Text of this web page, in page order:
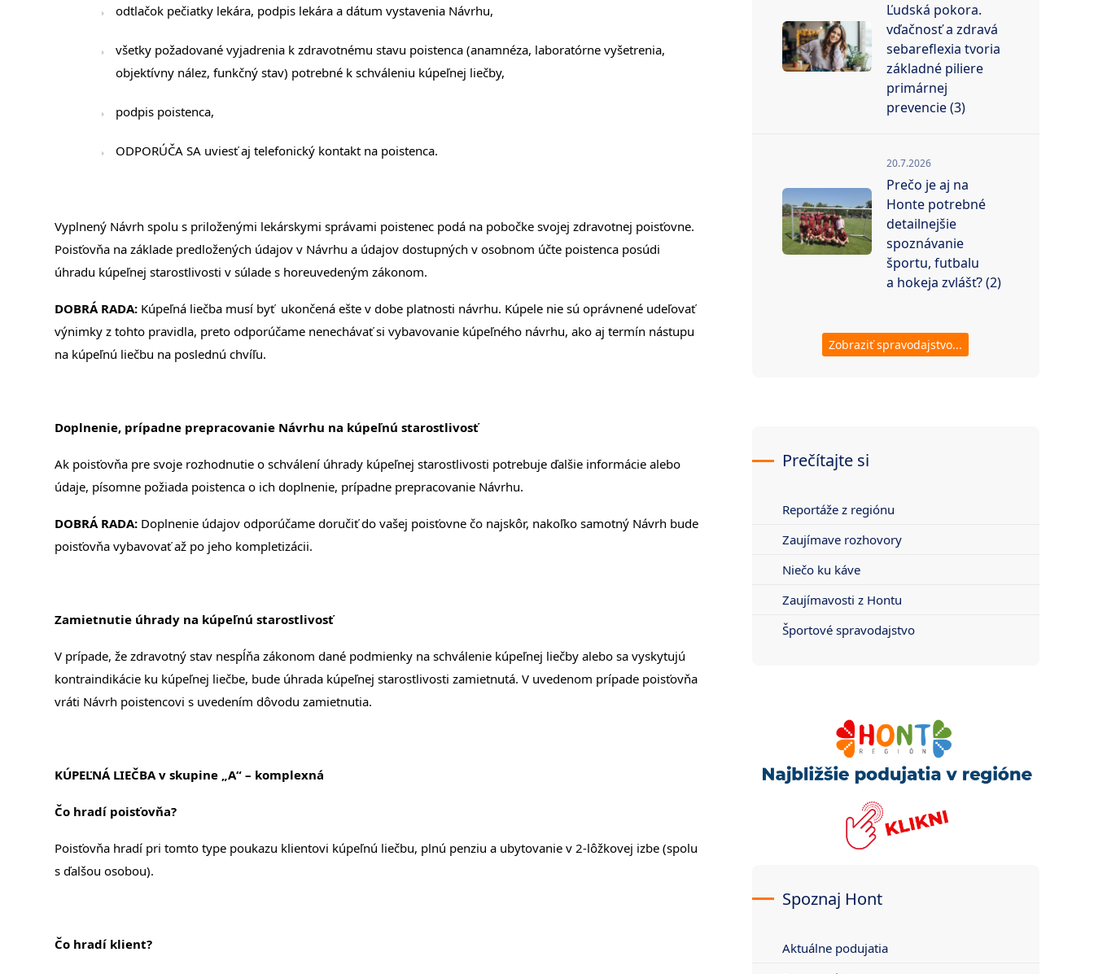
odtlačok pečiatky lekára, podpis lekára a dátum vystavenia Návrhu,
všetky požadované vyjadrenia k zdravotnému stavu poistenca (anamnéza, laboratórne vyšetrenia,
objektívny nález, funkčný stav) potrebné k schváleniu kúpeľnej liečby,
podpis poistenca,
ODPORÚČA SA uviesť aj telefonický kontakt na poistenca.
Vyplnený Návrh spolu s priloženými lekárskymi správami poistenec podá na pobočke svojej zdravotnej poisťovne.
Poisťovňa na základe predložených údajov v Návrhu a údajov dostupných v osobnom účte poistenca posúdi
úhradu kúpeľnej starostlivosti v súlade s horeuvedeným zákonom.
DOBRÁ RADA: Kúpeľná liečba musí byť ukončená ešte v dobe platnosti návrhu. Kúpele nie sú oprávnené udeľovať
výnimky z tohto pravidla, preto odporúčame nenechávať si vybavovanie kúpeľného návrhu, ako aj termín nástupu
na kúpeľnú liečbu na poslednú chvíľu.
Doplnenie, prípadne prepracovanie Návrhu na kúpeľnú starostlivosť
Ak poisťovňa pre svoje rozhodnutie o schválení úhrady kúpeľnej starostlivosti potrebuje ďalšie informácie alebo
údaje, písomne požiada poistenca o ich doplnenie, prípadne prepracovanie Návrhu.
DOBRÁ RADA: Doplnenie údajov odporúčame doručiť do vašej poisťovne čo najskôr, nakoľko samotný Návrh bude
poisťovňa vybavovať až po jeho kompletizácii.
Zamietnutie úhrady na kúpeľnú starostlivosť
V prípade, že zdravotný stav nespĺňa zákonom dané podmienky na schválenie kúpeľnej liečby alebo sa vyskytujú
kontraindikácie ku kúpeľnej liečbe, bude úhrada kúpeľnej starostlivosti zamietnutá. V uvedenom prípade poisťovňa
vráti Návrh poistencovi s uvedením dôvodu zamietnutia.
KÚPEĽNÁ LIEČBA v skupine „A“ – komplexná
Čo hradí poisťovňa?
Poisťovňa hradí pri tomto type poukazu klientovi kúpeľnú liečbu, plnú penziu a ubytovanie v 2-lôžkovej izbe (spolu
s ďalšou osobou).
Čo hradí klient?
Ľudská pokora.
vďačnosť a zdravá
sebareflexia tvoria
základné piliere
primárnej
prevencie (3)
20.7.2026
Prečo je aj na
Honte potrebné
detailnejšie
spoznávanie
športu, futbalu
a hokeja zvlášť? (2)
Zobraziť spravodajstvo...
Prečítajte si
Reportáže z regiónu
Zaujímave rozhovory
Niečo ku káve
Zaujímavosti z Hontu
Športové spravodajstvo
Spoznaj Hont
Aktuálne podujatia